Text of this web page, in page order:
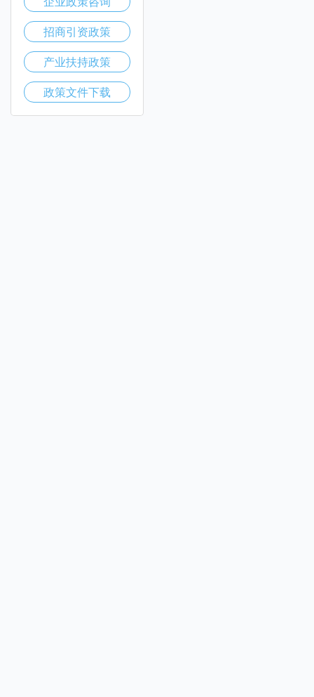
招商引资政策
产业扶持政策
政策文件下载